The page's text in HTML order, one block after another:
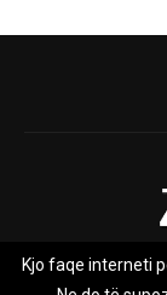
Rreth nesh
Kjo faqe interneti